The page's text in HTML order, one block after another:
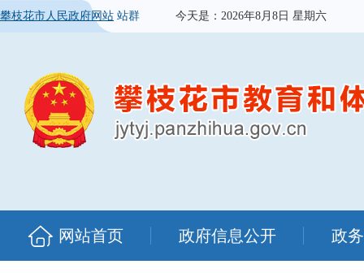
攀枝花市人民政府网站 站群 今天是： 2026年8月8日 星期六
网站首页 政府信息公开 政